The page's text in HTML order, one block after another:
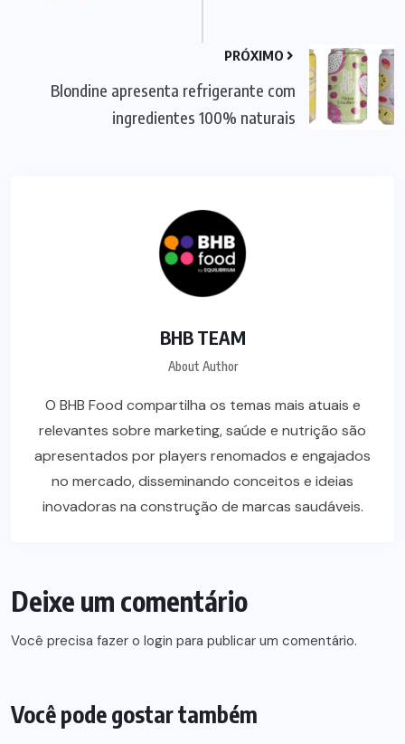
PRÓXIMO
Blondine apresenta refrigerante com
ingredientes 100% naturais
BHB TEAM
About Author
O BHB Food compartilha os temas mais atuais e
relevantes sobre marketing, saúde e nutrição são
apresentados por players renomados e engajados
no mercado, disseminando conceitos e ideias
inovadoras na construção de marcas saudáveis.
Deixe um comentário
Você precisa fazer o login para publicar um comentário.
Você pode gostar também